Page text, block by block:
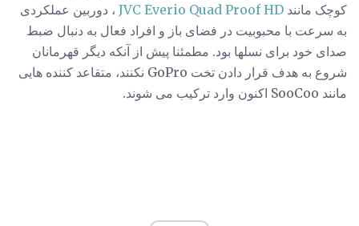
کوچک مانند JVC Everio Quad Proof HD ، دوربین عملکردی
به سرعت با محبوبیت در فضای باز و افراد فعال به دنبال ضبط
صدای خود برای نسلها بود. مطمئنا پیش از آنکه دیگر قهرمانان
شروع به هدف قرار دادن تخت GoPro نکنند، متقاعد کننده هایی
مانند SooCoo اکنون وارد ترکیب می شوند.